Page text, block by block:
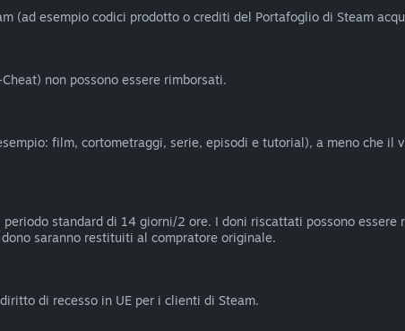
(ad esempio codici prodotto o crediti del Portafoglio di Steam
non possono essere rimborsati.
film, cortometraggi, serie, episodi e tutorial), a meno che il
standard di 14 giorni/2 ore. I doni riscattati possono
saranno restituiti al compratore originale.
di recesso in UE per i clienti di Steam.